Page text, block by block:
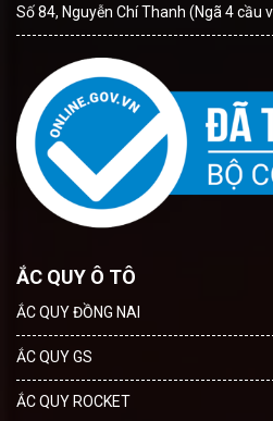
Số 84, Nguyễn Chí Thanh (Ngã 4 cầu
ẮC QUY Ô TÔ
ẮC QUY ĐỒNG NAI
ẮC QUY GS
ẮC QUY ROCKET